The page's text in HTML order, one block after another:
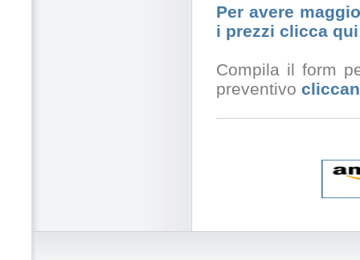
Per avere
i prezzi clicca qui
Compila il form
preventivo